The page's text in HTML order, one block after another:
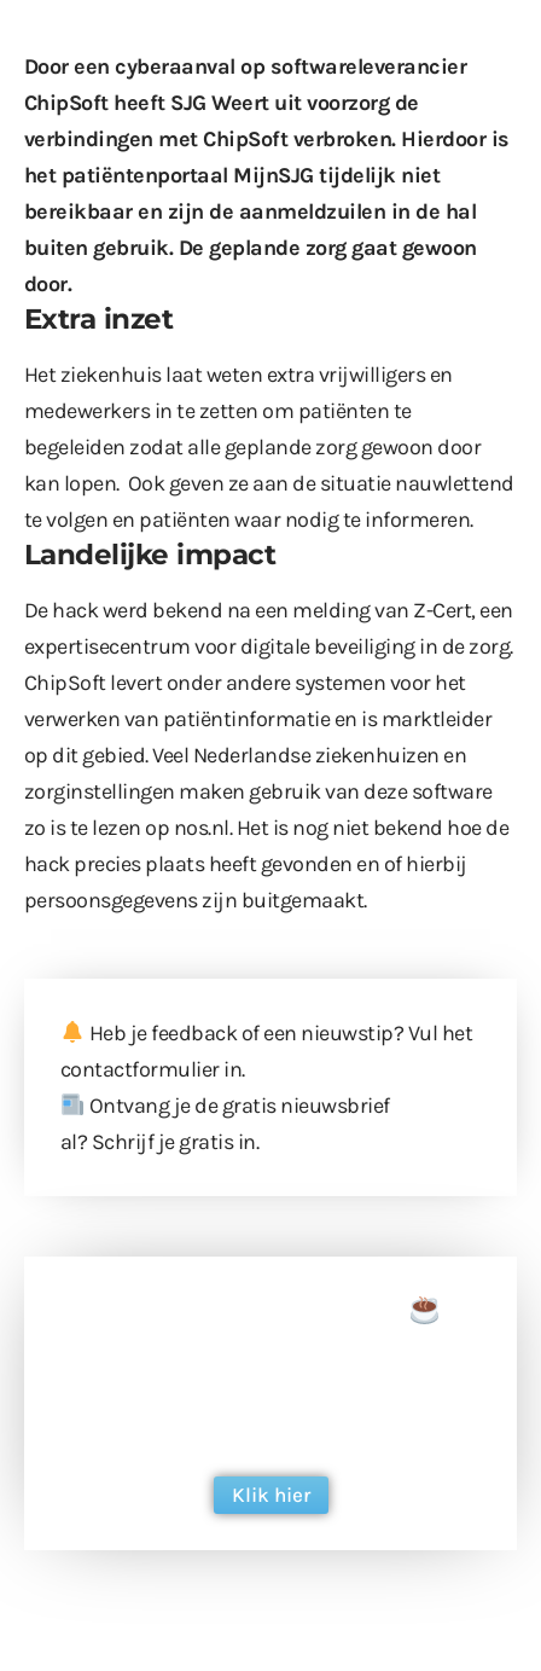
Door een cyberaanval op softwareleverancier
ChipSoft heeft SJG Weert uit voorzorg de
verbindingen met ChipSoft verbroken. Hierdoor is
het patiëntenportaal MijnSJG tijdelijk niet
bereikbaar en zijn de aanmeldzuilen in de hal
buiten gebruik. De geplande zorg gaat gewoon
door.
Extra inzet
Het ziekenhuis laat weten extra vrijwilligers en
medewerkers in te zetten om patiënten te
begeleiden zodat alle geplande zorg gewoon door
kan lopen. Ook geven ze aan de situatie nauwlettend
te volgen en patiënten waar nodig te informeren.
Landelijke impact
De hack werd bekend na een melding van Z-Cert, een
expertisecentrum voor digitale beveiliging in de zorg.
ChipSoft levert onder andere systemen voor het
verwerken van patiëntinformatie en is marktleider
op dit gebied. Veel Nederlandse ziekenhuizen en
zorginstellingen maken gebruik van deze software
zo is te lezen op nos.nl. Het is nog niet bekend hoe de
hack precies plaats heeft gevonden en of hierbij
persoonsgegevens zijn buitgemaakt.
Heb je feedback of een nieuwstip? Vul het
contactformulierin.
Ontvang je de gratis nieuwsbrief
al? Schrijf je gratis in.
Klik hier